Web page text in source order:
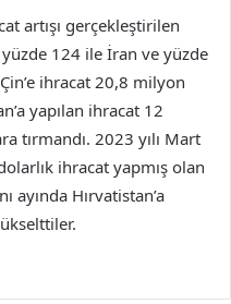
artışı gerçekleştirilen
124 ile İran ve yüzde
ihracat 20,8 milyon
yapılan ihracat 12
tırmandı. 2023 yılı Mart
ihracat yapmış olan
ayında Hırvatistan’a